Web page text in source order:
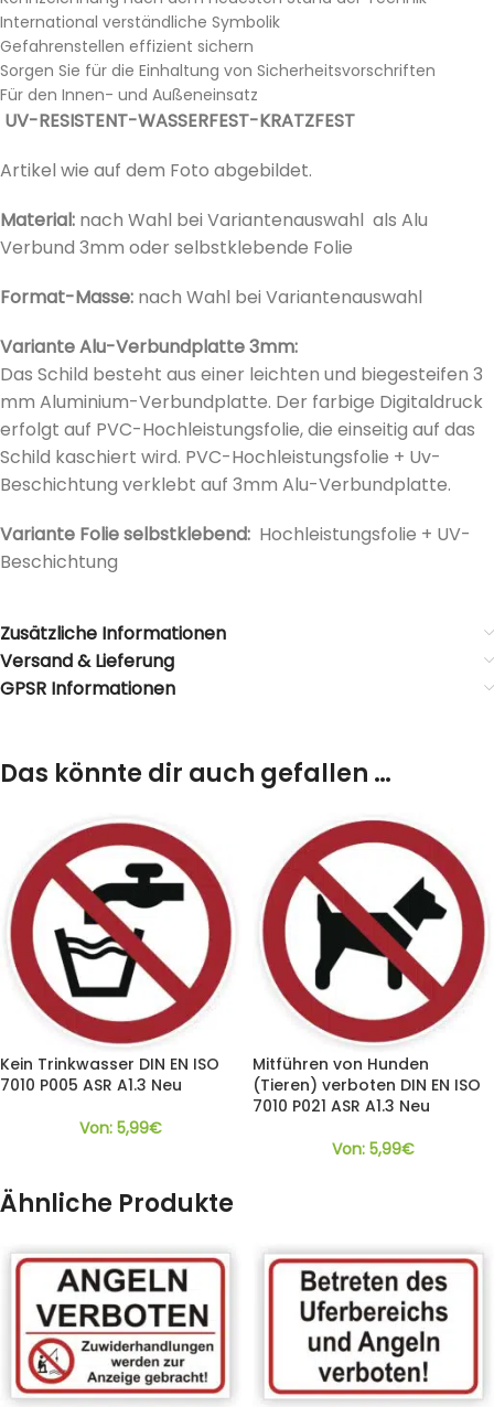
International verständliche Symbolik
Gefahrenstellen effizient sichern
Sorgen Sie für die Einhaltung von Sicherheitsvorschriften
Für den Innen- und Außeneinsatz
UV-RESISTENT-WASSERFEST-KRATZFEST
Artikel wie auf dem Foto abgebildet.
Material: nach Wahl bei Variantenauswahl als Alu
Verbund 3mm oder selbstklebende Folie
Format-Masse: nach Wahl bei Variantenauswahl
Variante Alu-Verbundplatte 3mm:
Das Schild besteht aus einer leichten und biegesteifen 3
mm Aluminium-Verbundplatte. Der farbige Digitaldruck
erfolgt auf PVC-Hochleistungsfolie, die einseitig auf das
Schild kaschiert wird. PVC-Hochleistungsfolie + Uv-
Beschichtung verklebt auf 3mm Alu-Verbundplatte.
Variante Folie selbstklebend: Hochleistungsfolie + UV-
Beschichtung
Zusätzliche Informationen
Versand & Lieferung
GPSR Informationen
Das könnte dir auch gefallen …
Kein Trinkwasser DIN EN ISO
7010 P005 ASR A1.3 Neu
Von: 5,99€
Mitführen von Hunden
(Tieren) verboten DIN EN ISO
7010 P021 ASR A1.3 Neu
Von: 5,99€
Ähnliche Produkte